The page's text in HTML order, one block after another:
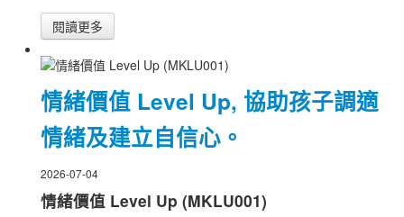
閱讀更多
情緒價值 Level Up, 協助孩子調適
情緒及建立自信心。
2026-07-04
情緒價值 Level Up (MKLU001)